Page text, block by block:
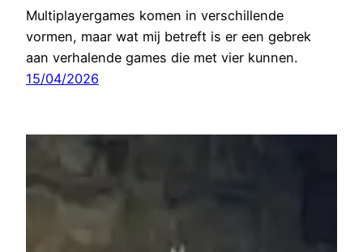
Multiplayergames komen in verschillende
vormen, maar wat mij betreft is er een gebrek
aan verhalende games die met vier kunnen.
15/04/2026